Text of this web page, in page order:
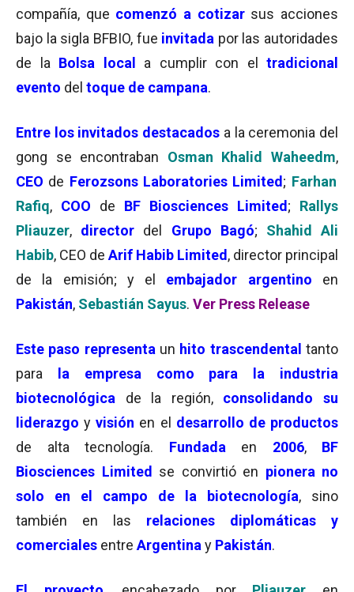
compañía, que comenzó a cotizar sus acciones
bajo la sigla BFBIO, fue invitada por las autoridades
de la Bolsa local a cumplir con el tradicional
evento del toque de campana.
Entre los invitados destacados a la ceremonia del
gong se encontraban Osman Khalid Waheedm,
CEO de Ferozsons Laboratories Limited ; Farhan
Rafiq, COO de BF Biosciences Limited ; Rallys
Pliauzer, director del Grupo Bagó; Shahid Ali
Habib, CEO de Arif Habib Limited , director principal
de la emisión; y el embajador argentino en
Pakistán, Sebastián Sayus. Ver Press Release
Este paso representa un hito trascendental tanto
para la empresa como para la industria
biotecnológica de la región, consolidando su
liderazgo y visión en el desarrollo de productos
de alta tecnología. Fundada en 2006, BF
Biosciences Limited
se convirtió en pionera no
solo en el campo de la biotecnología, sino
también en las relaciones diplomáticas y
comerciales entre Argentina y Pakistán.